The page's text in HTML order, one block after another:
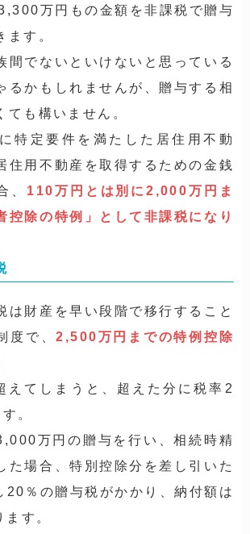
万円もの金額を非課税で贈与
ます。
間でないといけないと思っている
るかもしれませんが、贈与する相
ても構いません。
特定要件を満たした居住用不動
住用不動産を取得するための金銭
、 110万円とは別に2,000万円ま
控除の特例」として非課税になり
は財産を早い段階で移行すること
度で、2,500万円までの特例控除
えてしまうと、超えた分に税率2
。
万円の贈与を行い、相続時精
た場合、特別控除分を差し引いた
20％の贈与税がかかり、納付額は
す。